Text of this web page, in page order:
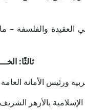
ثالثًا:
الأمانة العامة لدور
الشريف منذ 5/ 5/ 2019م حتى 11 / 8